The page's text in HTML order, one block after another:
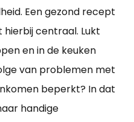
Een gezond recept
centraal. Lukt
en in de keuken
van problemen met
beperkt? In dat
handige